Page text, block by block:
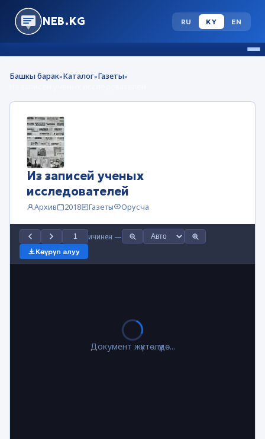
NEB.KG RU KY EN
Башкы барак»Каталог»Газеты»
Из записей ученых
исследователей
Архив 2018 Газеты Орусча
ичинен —
Көчүрүп алуу
Документ жүктөлүүдө...